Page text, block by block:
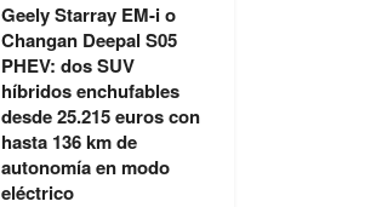
Geely Starray EM-i o
Changan Deepal S05
PHEV: dos SUV
híbridos enchufables
desde 25.215 euros con
hasta 136 km de
autonomía en modo
eléctrico